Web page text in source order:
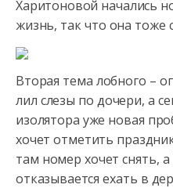
Харитоновой начались
жизнь, так что она тоже
Вторая тема лобного –
лил слезы по дочери, а
изолятора уже новая
хочет отметить
там номер хочет снять,
отказывается ехать в